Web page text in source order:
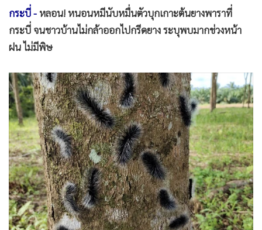
กีฬา
• ต่างประเทศ
• Special Scoop
• จีน
• ชุมชน-คุณภาพชีวิต
• อาชญากรรม
• Motoring
• เกม
• วิทยาศาสตร์
• SMEs
• หุ้น
• อินโดจีน
กระบี่ - หลอน! หนอนหมีนับหมื่นตัวบุกเกาะต้นยางพาราที่
กระบี่ จนชาวบ้านไม่กล้าออกไปกรีดยาง ระบุพบมากช่วงหน้า
ฝน ไม่มีพิษ